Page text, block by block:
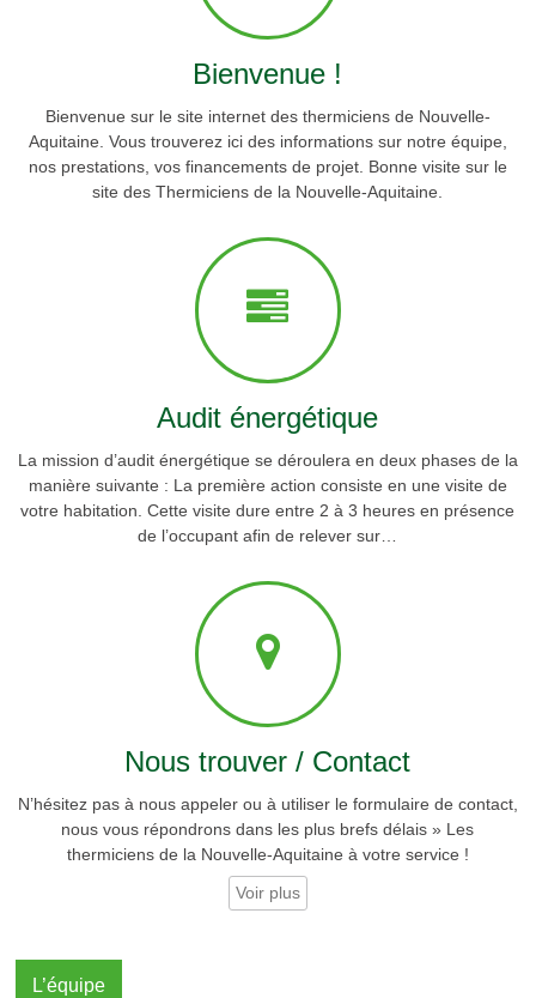
Bienvenue !
Bienvenue sur le site internet des thermiciens de Nouvelle-
Aquitaine. Vous trouverez ici des informations sur notre équipe,
nos prestations, vos financements de projet. Bonne visite sur le
site des Thermiciens de la Nouvelle-Aquitaine.
Audit énergétique
La mission d’audit énergétique se déroulera en deux phases de la
manière suivante : La première action consiste en une visite de
votre habitation. Cette visite dure entre 2 à 3 heures en présence
de l’occupant afin de relever sur…
Nous trouver / Contact
N’hésitez pas à nous appeler ou à utiliser le formulaire de contact,
nous vous répondrons dans les plus brefs délais » Les
thermiciens de la Nouvelle-Aquitaine à votre service !
Voir plus
L’équipe